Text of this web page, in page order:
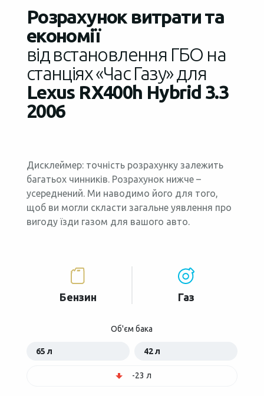
Розрахунок витрати та
економії
від встановлення ГБО на
станціях «Час Газу» для
Lexus RX400h Hybrid 3.3
2006
Дисклеймер: точність розрахунку залежить
багатьох чинників. Розрахунок нижче –
усереднений. Ми наводимо його для того,
щоб ви могли скласти загальне уявлення про
вигоду їзди газом для вашого авто.
Бензин Газ
Об'єм бака
65 л 42 л
-23 л